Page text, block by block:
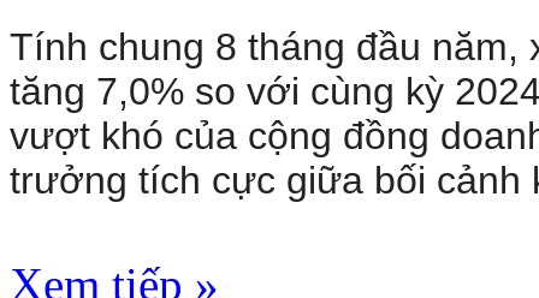
Tính chung 8 tháng đầu năm,
tăng 7,0% so với cùng kỳ
vượt khó của cộng đồng
trưởng tích cực giữa bối cảnh
Xem tiếp »